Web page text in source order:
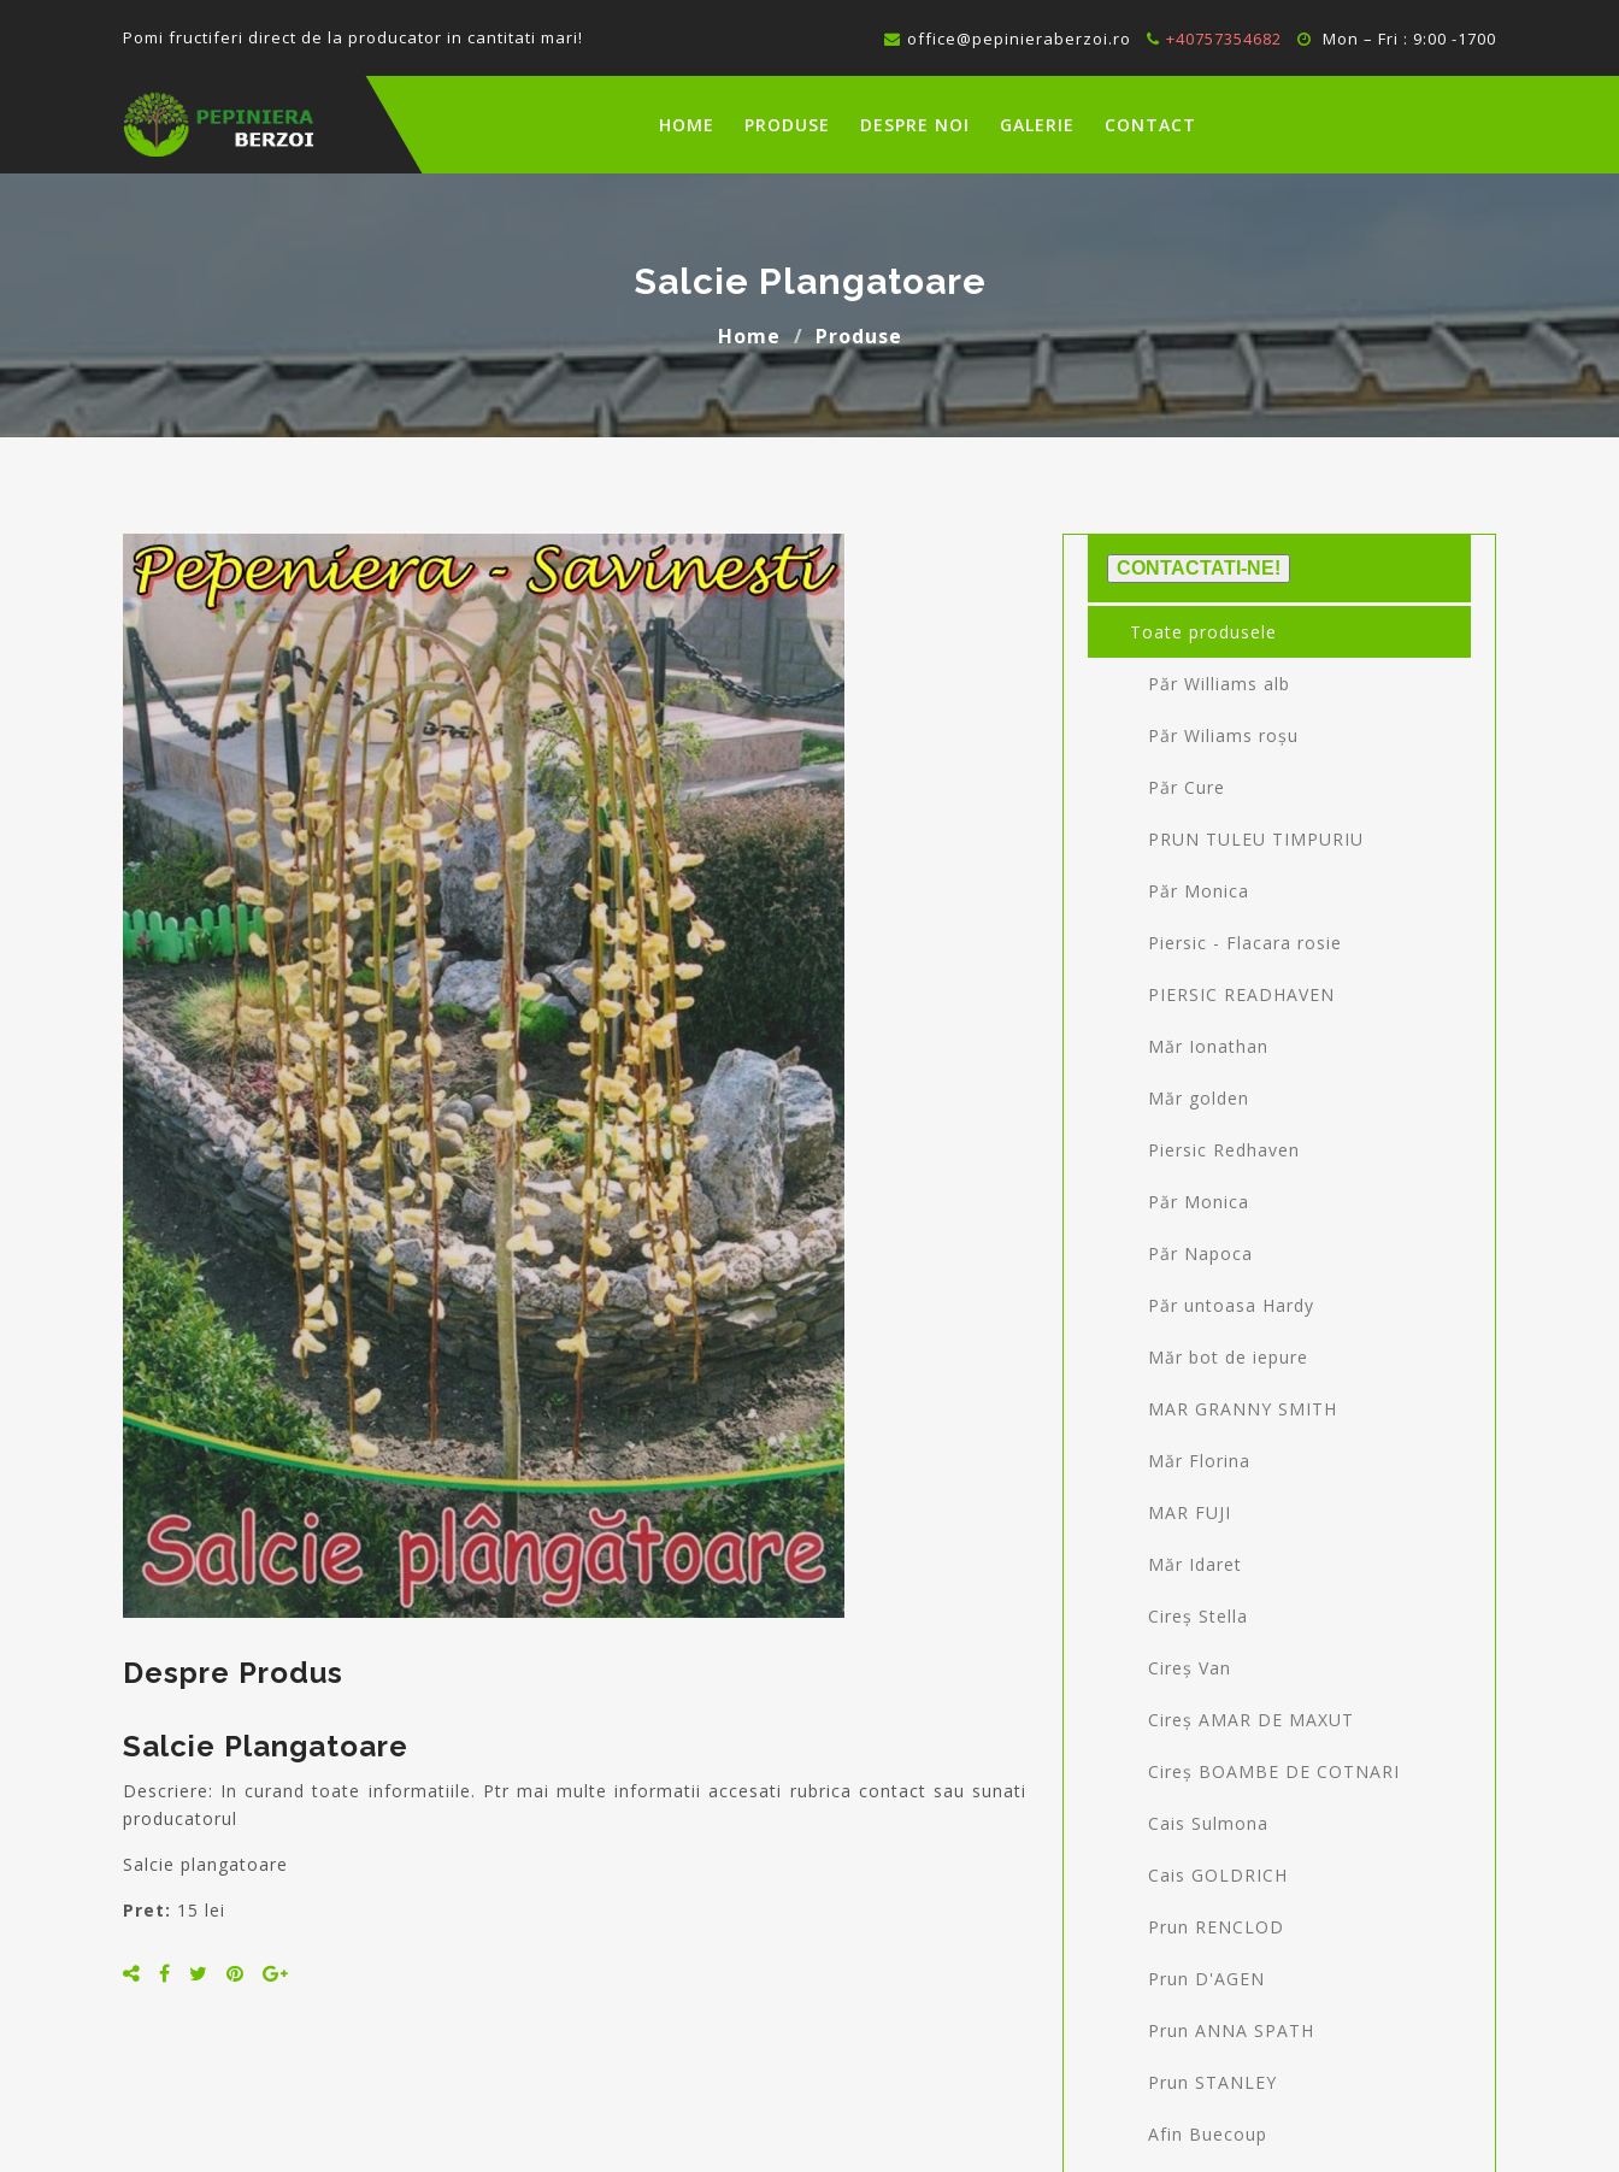
Pomi fructiferi direct de la producator in cantitati mari! office@pepinieraberzoi.ro +40757354682 Mon – Fri : 9:00 -1700
HOME PRODUSE DESPRE NOI GALERIE CONTACT
Salcie Plangatoare
Home Produse
Despre Produs
Salcie Plangatoare
Descriere: In curand toate informatiile. Ptr mai multe informatii accesati rubrica contact sau sunati
producatorul
Salcie plangatoare
Pret: 15 lei
CONTACTATI-NE!
Toate produsele
Păr Williams alb
Păr Wiliams roșu
Păr Cure
PRUN TULEU TIMPURIU
Păr Monica
Piersic - Flacara rosie
PIERSIC READHAVEN
Măr Ionathan
Măr golden
Piersic Redhaven
Păr Monica
Păr Napoca
Păr untoasa Hardy
Măr bot de iepure
MAR GRANNY SMITH
Măr Florina
MAR FUJI
Măr Idaret
Cireș Stella
Cireș Van
Cireș AMAR DE MAXUT
Cireș BOAMBE DE COTNARI
Cais Sulmona
Cais GOLDRICH
Prun RENCLOD
Prun D'AGEN
Prun ANNA SPATH
Prun STANLEY
Afin Buecoup